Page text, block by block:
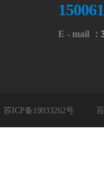
E - mail ：
苏ICP备19033262号 百